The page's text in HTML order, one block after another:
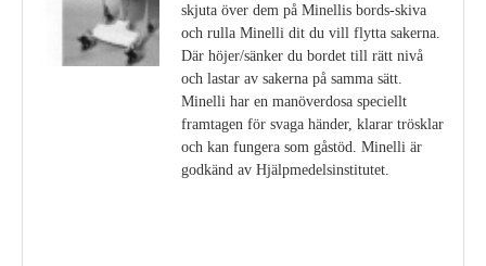
skjuta över dem på Minellis bords-skiva
och rulla Minelli dit du vill flytta sakerna.
Där höjer/sänker du bordet till rätt nivå
och lastar av sakerna på samma sätt.
Minelli har en manöverdosa speciellt
framtagen för svaga händer, klarar trösklar
och kan fungera som gåstöd. Minelli är
godkänd av Hjälpmedelsinstitutet.